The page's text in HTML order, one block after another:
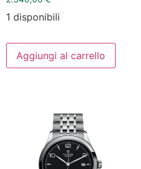
1 disponibili
Aggiungi al carrello